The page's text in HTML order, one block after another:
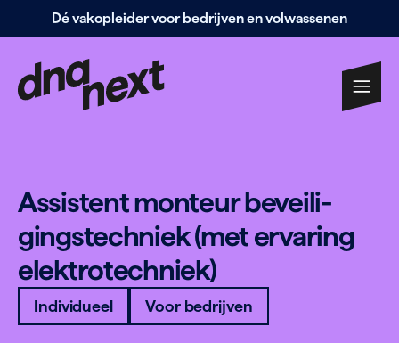
Navigatie
Dé vakopleider voor bedrijven en volwassenen
Assistent monteur bevei­li­
gings­techniek (met ervaring
elek­tro­techniek)
Individueel Voor bedrijven